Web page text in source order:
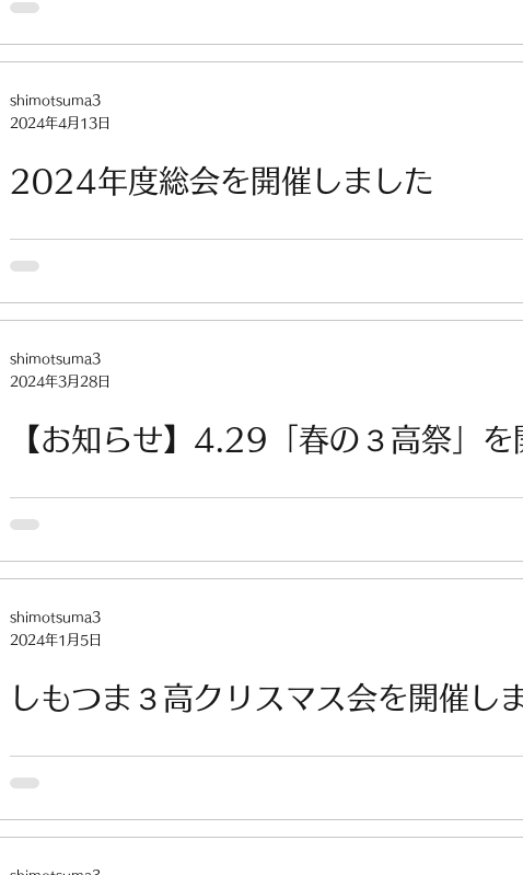
2024年度総会を開催しました
shimotsuma3
2024年4月13日
【お知らせ】4.29「春の３高祭」を
shimotsuma3
2024年3月28日
しもつま３高クリスマス会を開催し
shimotsuma3
2024年1月5日